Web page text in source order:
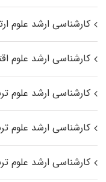
کارشناسی ارشد علوم
کارشناسی ارشد علوم
کارشناسی ارشد علوم
کارشناسی ارشد علوم
کارشناسی ارشد علوم